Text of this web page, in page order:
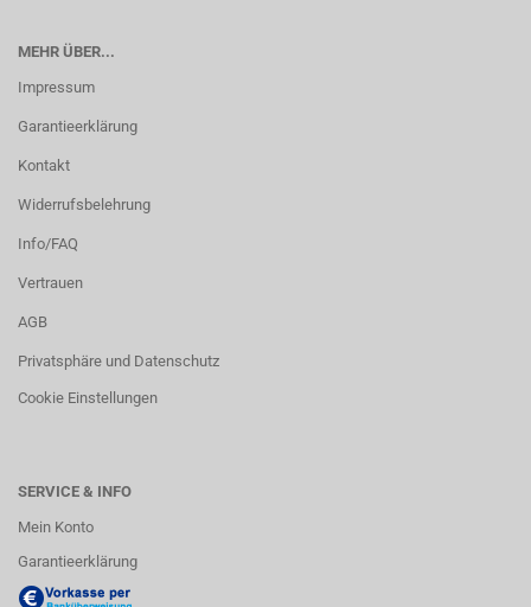
MEHR ÜBER...
Impressum
Garantieerklärung
Kontakt
Widerrufsbelehrung
Info/FAQ
Vertrauen
AGB
Privatsphäre und Datenschutz
Cookie Einstellungen
SERVICE & INFO
Mein Konto
Garantieerklärung